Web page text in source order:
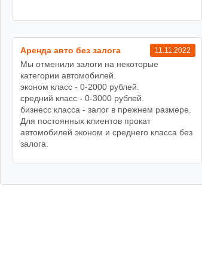
11.11.2022
Аренда авто без залога
Мы отменили залоги на некоторые
категории автомобилей.
эконом класс - 0-2000 рублей.
средний класс - 0-3000 рублей.
бизнесс класса - залог в прежнем размере.
Для постоянных клиентов прокат
автомобилей эконом и среднего класса без
залога.